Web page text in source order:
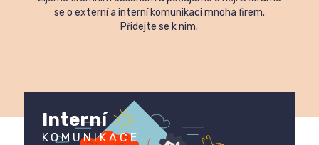
se o externí a interní komunikaci mnoha firem.
Přidejte se k nim.
Interní
KOMUNIKACE